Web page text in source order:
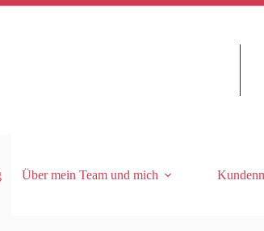
Über mein Team und mich